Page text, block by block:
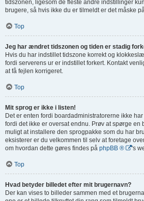
tidszonen, ligesom de fleste andre indstillinger
brugere, så hvis ikke du er tilmeldt er det måske
Top
Jeg har ændret tidszonen og tiden er stadig
Hvis du har indstillet tidszone korrekt og
fordi serverens ur er indstillet forkert. Kontakt
at få fejlen korrigeret.
Top
Mit sprog er ikke i listen!
Det er enten fordi boardadministratorerne ikke
fordi det ikke er oversat endnu. Prøv at spørge en
muligt at installere den sprogpakke som du har
eksisterer er du velkommen til selv at foretage
om hvordan dette gøres findes på phpBB ® 's
Top
Hvad betyder billedet efter mit brugernavn?
Der kan vises to billeder sammen med et